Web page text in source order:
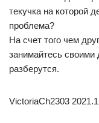
текучка на которой
проблема?
На счет того чем
занимайтесь своими
разберутся.
VictoriaCh2303